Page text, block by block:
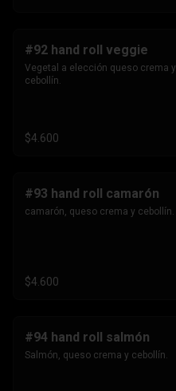
#92 hand roll veggie
Vegetal a elección queso crema y
cebollín.
$4.600
#93 hand roll camarón
camarón, queso crema y cebollín.
$4.600
#94 hand roll salmón
Salmón, queso crema y cebollín.